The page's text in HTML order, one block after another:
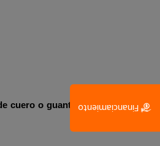
cuero o guantes Financiamiento